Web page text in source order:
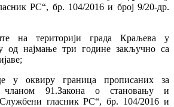
РС“, бр. 104/2016 и број 9/20-др.
на територији града Краљева у
од најмање три године закључно са
у оквиру граница прописаних за
чланом 91.Закона о становању и
гласник РС“, бр. 104/2016 и